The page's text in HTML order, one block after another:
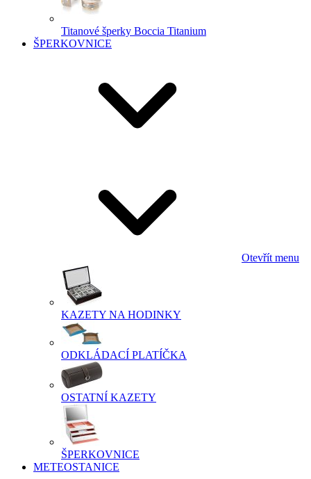
Titanové šperky Boccia Titanium
ŠPERKOVNICE
Otevřít menu
KAZETY NA HODINKY
ODKLÁDACÍ PLATÍČKA
OSTATNÍ KAZETY
ŠPERKOVNICE
METEOSTANICE